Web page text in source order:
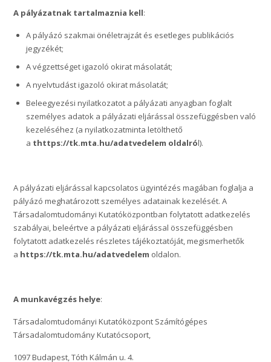
A pályázatnak tartalmaznia kell:
A pályázó szakmai önéletrajzát és esetleges publikációs
jegyzékét;
A végzettséget igazoló okirat másolatát;
A nyelvtudást igazoló okirat másolatát;
Beleegyezési nyilatkozatot a pályázati anyagban foglalt
személyes adatok a pályázati eljárással összefüggésben való
kezeléséhez (a nyilatkozatminta letölthető
a thttps://tk.mta.hu/adatvedelem oldalról).
A pályázati eljárással kapcsolatos ügyintézés magában foglalja a
pályázó meghatározott személyes adatainak kezelését. A
Társadalomtudományi Kutatóközpontban folytatott adatkezelés
szabályai, beleértve a pályázati eljárással összefüggésben
folytatott adatkezelés részletes tájékoztatóját, megismerhetők
a https://tk.mta.hu/adatvedelem oldalon.
A munkavégzés helye:
Társadalomtudományi Kutatóközpont Számítógépes
Társadalomtudomány Kutatócsoport,
1097 Budapest, Tóth Kálmán u. 4.